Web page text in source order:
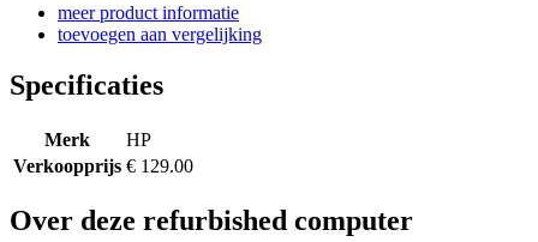
meer product informatie
toevoegen aan vergelijking
Specificaties
Merk
HP
Verkoopprijs € 129.00
Over deze refurbished computer